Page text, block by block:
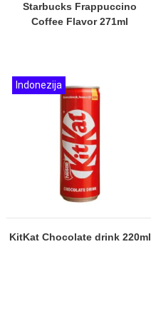
Starbucks Frappuccino
Coffee Flavor 271ml
KitKat Chocolate drink 220ml
Indonezija